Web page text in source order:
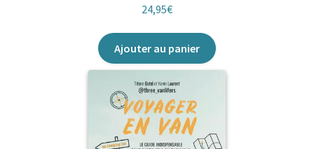
24,95€
Ajouter au panier